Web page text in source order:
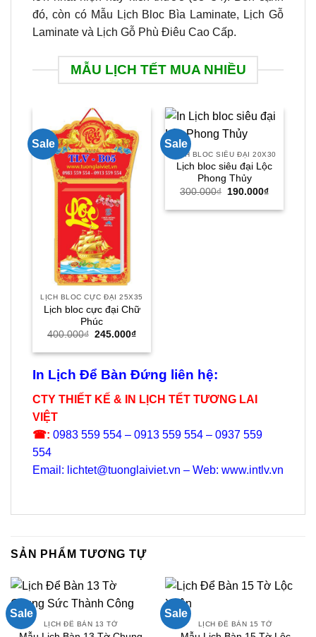
đó, còn có Mẫu Lịch Bloc Bìa Laminate, Lịch Gỗ
Laminate và Lịch Gỗ Phù Điêu Cao Cấp.
MẪU LỊCH TẾT MUA NHIỀU
Sale
LỊCH BLOC CỰC ĐẠI 25X35
Lịch bloc cực đại Chữ
Phúc
400.000₫ Giá
là:
245.000₫Giá
tại
245.000₫.
Sale
LỊCH BLOC SIÊU ĐẠI 20X30
Lịch bloc siêu đại Lộc
Phong Thủy
300.000₫
Giá
là:
190.000₫Giá
tại
In Lịch Để Bàn Đứng liên hệ:
CTY THIẾT KẾ & IN LỊCH TẾT TƯƠNG LAI
VIỆT
☎: 0983 559 554 – 0913 559 554 – 0937 559
554
Email: lichtet@tuonglaiviet.vn – Web: www.intlv.vn
SẢN PHẨM TƯƠNG TỰ
Sale
LỊCH ĐỂ BÀN 13 TỜ
Sale
LỊCH ĐỂ BÀN 15 TỜ